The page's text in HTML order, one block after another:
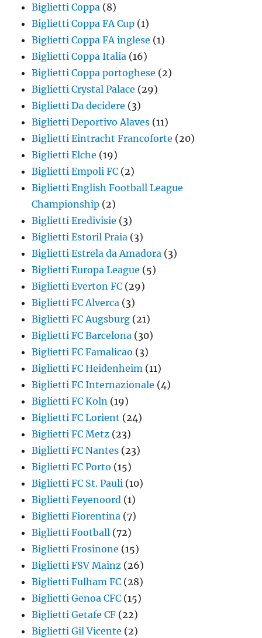
Biglietti Coppa (8)
Biglietti Coppa FA Cup (1)
Biglietti Coppa FA inglese (1)
Biglietti Coppa Italia (16)
Biglietti Coppa portoghese (2)
Biglietti Crystal Palace (29)
Biglietti Da decidere (3)
Biglietti Deportivo Alaves (11)
Biglietti Eintracht Francoforte (20)
Biglietti Elche (19)
Biglietti Empoli FC (2)
Biglietti English Football League
Championship (2)
Biglietti Eredivisie (3)
Biglietti Estoril Praia (3)
Biglietti Estrela da Amadora (3)
Biglietti Europa League (5)
Biglietti Everton FC (29)
Biglietti FC Alverca (3)
Biglietti FC Augsburg (21)
Biglietti FC Barcelona (30)
Biglietti FC Famalicao (3)
Biglietti FC Heidenheim (11)
Biglietti FC Internazionale (4)
Biglietti FC Koln (19)
Biglietti FC Lorient (24)
Biglietti FC Metz (23)
Biglietti FC Nantes (23)
Biglietti FC Porto (15)
Biglietti FC St. Pauli (10)
Biglietti Feyenoord (1)
Biglietti Fiorentina (7)
Biglietti Football (72)
Biglietti Frosinone (15)
Biglietti FSV Mainz (26)
Biglietti Fulham FC (28)
Biglietti Genoa CFC (15)
Biglietti Getafe CF (22)
Biglietti Gil Vicente (2)